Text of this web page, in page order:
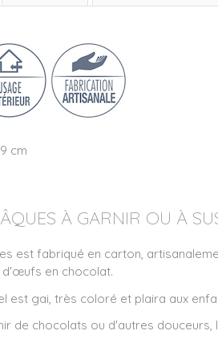
9 cm
À GARNIR OU À
est fabriqué en carton,
d'œufs en chocolat.
est gai, très coloré et plaira aux
de chocolats ou d'autres